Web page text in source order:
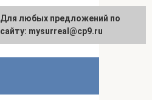
Для любых предложений по
сайту: mysurreal@cp9.ru